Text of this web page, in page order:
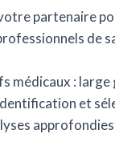
partenaire
de
médicaux :
et